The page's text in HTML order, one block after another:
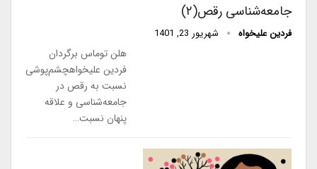
جامعه‌شناسی رقص(۲)
فردین علیخواه شهریور 23, 1401
هلن توماس برگردان
فردین علیخواهچشم‌پوشی
نسبت به رقص در
جامعه‌شناسی و علاقه
پنهان نسبت…